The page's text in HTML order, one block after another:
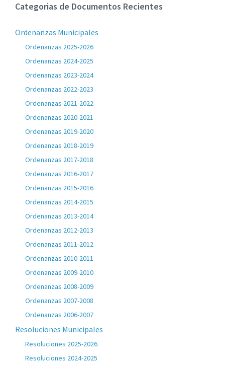
Categorias de Documentos Recientes
Ordenanzas Municipales
Ordenanzas 2025-2026
Ordenanzas 2024-2025
Ordenanzas 2023-2024
Ordenanzas 2022-2023
Ordenanzas 2021-2022
Ordenanzas 2020-2021
Ordenanzas 2019-2020
Ordenanzas 2018-2019
Ordenanzas 2017-2018
Ordenanzas 2016-2017
Ordenanzas 2015-2016
Ordenanzas 2014-2015
Ordenanzas 2013-2014
Ordenanzas 2012-2013
Ordenanzas 2011-2012
Ordenanzas 2010-2011
Ordenanzas 2009-2010
Ordenanzas 2008-2009
Ordenanzas 2007-2008
Ordenanzas 2006-2007
Resoluciones Municipales
Resoluciones 2025-2026
Resoluciones 2024-2025